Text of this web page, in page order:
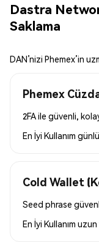
Dastra
Saklama
DAN’nizi Phemex’in
Phemex
2FA ile güvenli,
En İyi Kullanım
Cold Wallet
Seed phrase
En İyi Kullanım uzun